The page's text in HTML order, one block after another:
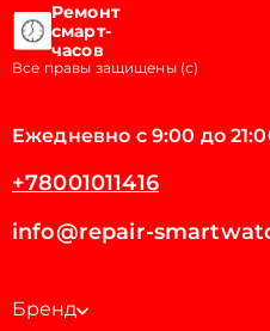
Ремонт
смарт-
часов
Все правы защищены (с)
Ежедневно с 9:00 до
+78001011416
info@repair-
Бренд